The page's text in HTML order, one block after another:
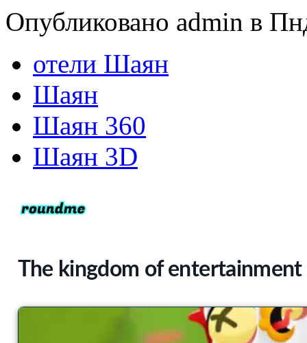
Опубликовано admin в
отели Шаян
Шаян
Шаян 360
Шаян 3D